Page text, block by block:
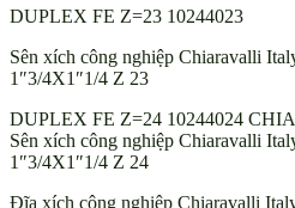
DUPLEX FE Z=23 10244023
Sên xích công nghiệp Chiaravalli
1″3/4X1″1/4 Z 23
DUPLEX FE Z=24 10244024
Sên xích công nghiệp Chiaravalli
1″3/4X1″1/4 Z 24
Đĩa xích công nghiệp Chiaravalli